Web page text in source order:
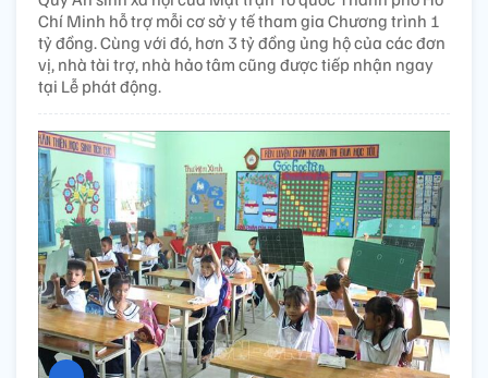
Chí Minh hỗ trợ mỗi cơ sở y tế tham gia Chương trình 1
tỷ đồng. Cùng với đó, hơn 3 tỷ đồng ủng hộ của các đơn
vị, nhà tài trợ, nhà hảo tâm cũng được tiếp nhận ngay
tại Lễ phát động.